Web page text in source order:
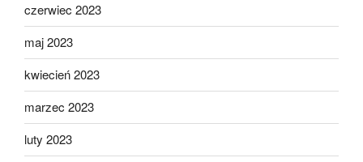
czerwiec 2023
maj 2023
kwiecień 2023
marzec 2023
luty 2023